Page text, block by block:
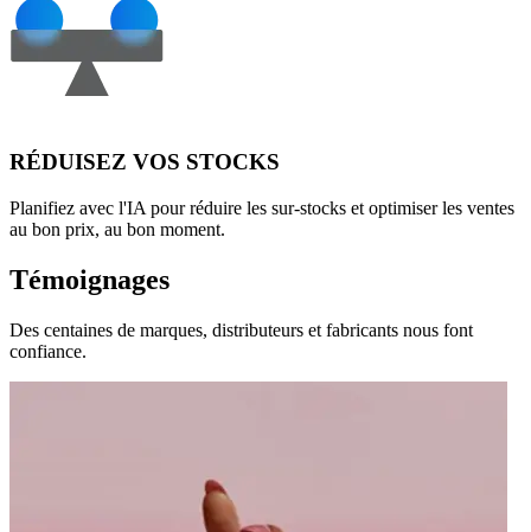
RÉDUISEZ VOS STOCKS
Planifiez avec l'IA pour réduire les sur-stocks et optimiser les ventes
au bon prix, au bon moment.
Témoignages
Des centaines de marques, distributeurs et fabricants nous font
confiance.